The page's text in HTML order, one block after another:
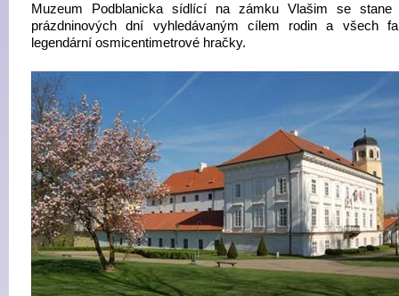
Muzeum Podblanicka sídlící na zámku Vlašim se stane
prázdninových dní vyhledávaným cílem rodin a všech
legendární osmicentimetrové hračky.